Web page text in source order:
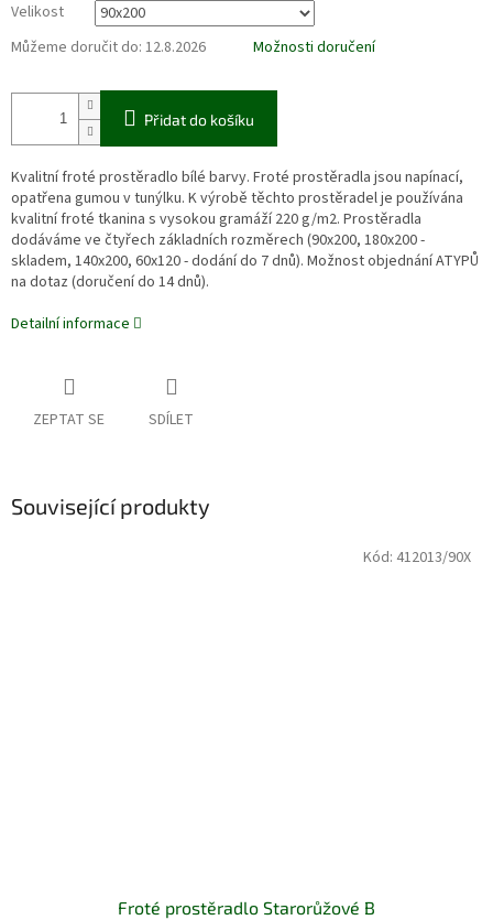
Velikost
Můžeme doručit do: 12.8.2026 Možnosti doručení
Přidat do košíku
Kvalitní froté prostěradlo bílé barvy. Froté prostěradla jsou napínací,
opatřena gumou v tunýlku. K výrobě těchto prostěradel je používána
kvalitní froté tkanina s vysokou gramáží 220 g/m2. Prostěradla
dodáváme ve čtyřech základních rozměrech (90x200, 180x200 -
skladem, 140x200, 60x120 - dodání do 7 dnů). Možnost objednání ATYPŮ
na dotaz (doručení do 14 dnů).
Detailní informace
ZEPTAT SE SDÍLET
Související produkty
Froté prostěradlo Starorůžové B
Kód: 412013/90X